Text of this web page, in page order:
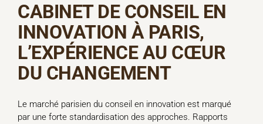
CABINET DE CONSEIL EN
INNOVATION À PARIS,
L’EXPÉRIENCE AU CŒUR
DU CHANGEMENT
Le marché parisien du conseil en innovation est marqué
par une forte standardisation des approches. Rapports